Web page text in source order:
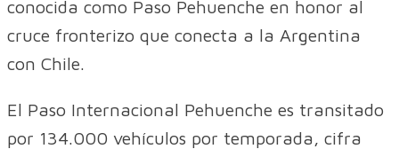
conocida como Paso Pehuenche en honor al
cruce fronterizo que conecta a la Argentina
con Chile.
El Paso Internacional Pehuenche es transitado
por 134.000 vehículos por temporada, cifra